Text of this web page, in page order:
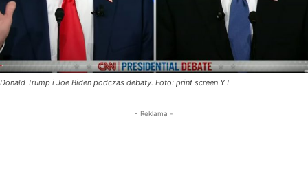
Donald Trump i Joe Biden podczas debaty. Foto: print screen YT
- Reklama -